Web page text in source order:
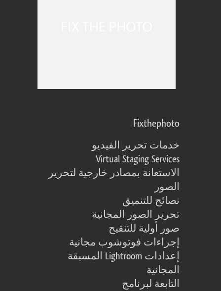
Fixthephoto
خدمات تحرير الفيديو
Virtual Staging Services
الاستعانة بمصادر خارجية لتحرير
الصور
نصائح للتنميق
تحرير الصور المجانية
صور أولية للتنقيح
إجراءات فوتوشوب مجانية
إعدادات Lightroom المسبقة
المجانية
التابعة لبرنامج